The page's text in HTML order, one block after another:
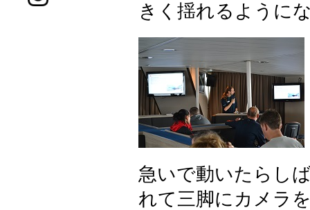
きく揺れるように
急いで動いたらし
れて三脚にカメラ